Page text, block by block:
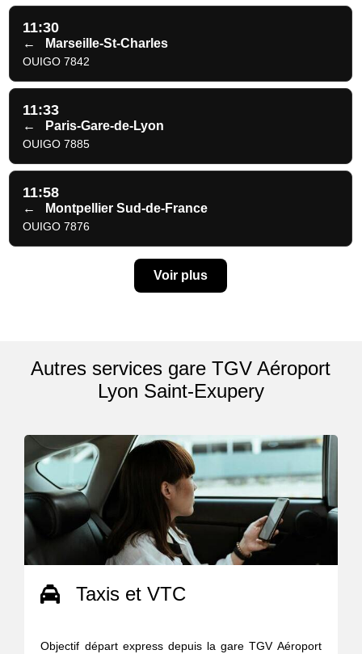
11:30
← Marseille-St-Charles
OUIGO 7842
11:33
← Paris-Gare-de-Lyon
OUIGO 7885
11:58
← Montpellier Sud-de-France
OUIGO 7876
Voir plus
Autres services gare TGV Aéroport
Lyon Saint-Exupery
Taxis et VTC
Objectif départ express depuis la gare TGV Aéroport